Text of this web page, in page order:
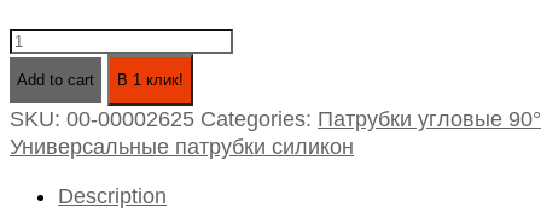
Патрубок
град.
универсальный
id45х100х100
Add to cart В 1 клик!
SKU: 00-00002625 Categories: Патрубки угловые 90°
Универсальные патрубки силикон
Description